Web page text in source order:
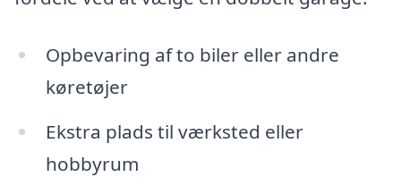
Opbevaring af to biler eller andre
køretøjer
Ekstra plads til værksted eller
hobbyrum